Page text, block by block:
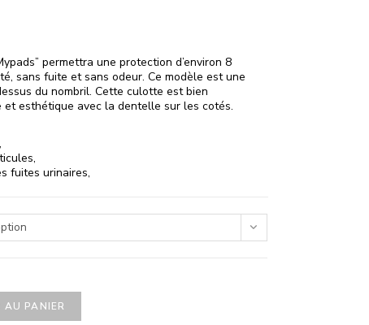
permettra une protection d’environ 8
sans fuite et sans odeur. Ce modèle est une
du nombril. Cette culotte est bien
esthétique avec la dentelle sur les cotés.
fuites urinaires,
AU PANIER